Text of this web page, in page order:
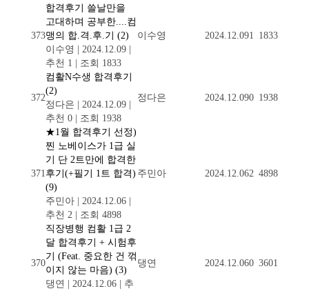
373
합격후기 쓸날만을
고대하며 공부한....컴
맹의 합.격.후.기 (2)
이수영 | 2024.12.09 |
추천 1 | 조회 1833
이수영 2024.12.091 1833
372
컴활N수생 합격후기
(2)
정다은 | 2024.12.09 |
추천 0 | 조회 1938
정다은 2024.12.090 1938
371
★1월 합격후기 선정)
찐 노베이스가 1급 실
기 단 2트만에 합격한
후기(+필기 1트 합격)
(9)
주민아 | 2024.12.06 |
추천 2 | 조회 4898
주민아 2024.12.062 4898
370
직장병행 컴활 1급 2
달 합격후기 + 시험후
기 (Feat. 중요한 건 꺾
이지 않는 마음) (3)
댕연 | 2024.12.06 | 추
댕연 2024.12.060 3601